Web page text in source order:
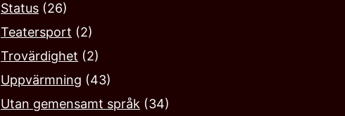
Status (26)
Teatersport (2)
Trovärdighet (2)
Uppvärmning (43)
Utan gemensamt språk (34)